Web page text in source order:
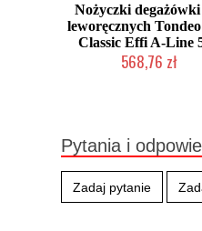
Nożyczki
leworęcznych
Classic Effi A-Line
568,76 zł
Pytania i
Zadaj pytanie